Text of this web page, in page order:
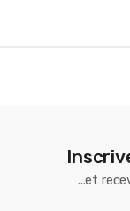
...et